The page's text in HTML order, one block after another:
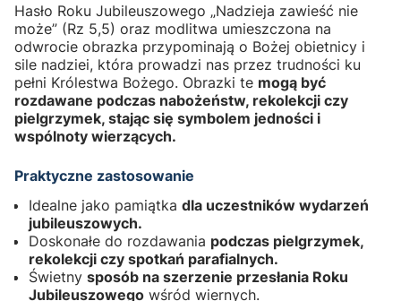
Hasło Roku Jubileuszowego „Nadzieja zawieść nie
może” (Rz 5,5) oraz modlitwa umieszczona na
odwrocie obrazka przypominają o Bożej obietnicy i
sile nadziei, która prowadzi nas przez trudności ku
pełni Królestwa Bożego. Obrazki te mogą być
rozdawane podczas nabożeństw, rekolekcji czy
pielgrzymek, stając się symbolem jedności i
wspólnoty wierzących.
Praktyczne zastosowanie
Idealne jako pamiątka dla uczestników wydarzeń
jubileuszowych.
Doskonałe do rozdawania podczas pielgrzymek,
rekolekcji czy spotkań parafialnych.
Świetny sposób na szerzenie przesłania Roku
Jubileuszowego wśród wiernych.